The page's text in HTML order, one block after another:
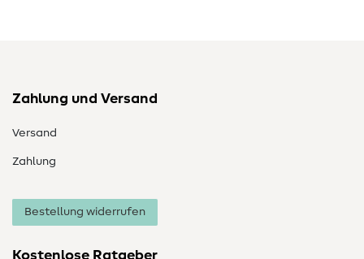
Zahlung und Versand
Versand
Zahlung
Bestellung widerrufen
Kostenlose Ratgeber